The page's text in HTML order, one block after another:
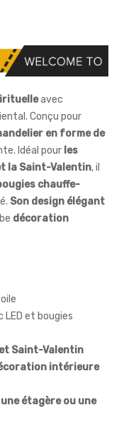
avec
Conçu pour
en forme de
Idéal pour les
la Saint-Valentin, il
chauffe-
Son design élégant
décoration
et bougies
Saint-Valentin
intérieure
étagère ou une